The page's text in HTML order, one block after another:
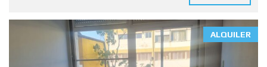
ALQUILER